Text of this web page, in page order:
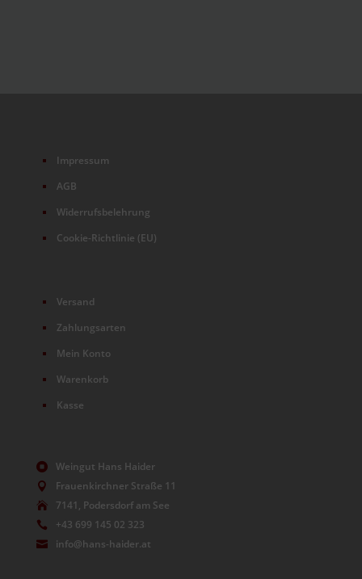
Impressum
AGB
Widerrufsbelehrung
Cookie-Richtlinie (EU)
Versand
Zahlungsarten
Mein Konto
Warenkorb
Kasse
 Weingut Hans Haider
 Frauenkirchner Straße 11
 7141, Podersdorf am See
 +43 699 145 02 323
 info@hans-haider.at